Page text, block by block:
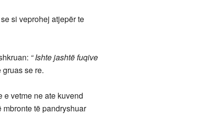
si veprohej atjepër te
“ Ishte jashtë fuqive
se re.
e vetme ne ate kuvend
të pandryshuar